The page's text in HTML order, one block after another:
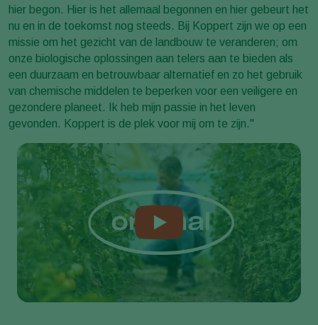
hier begon. Hier is het allemaal begonnen en hier gebeurt het
nu en in de toekomst nog steeds. Bij Koppert zijn we op een
missie om het gezicht van de landbouw te veranderen; om
onze biologische oplossingen aan telers aan te bieden als
een duurzaam en betrouwbaar alternatief en zo het gebruik
van chemische middelen te beperken voor een veiligere en
gezondere planeet. Ik heb mijn passie in het leven
gevonden. Koppert is de plek voor mij om te zijn."